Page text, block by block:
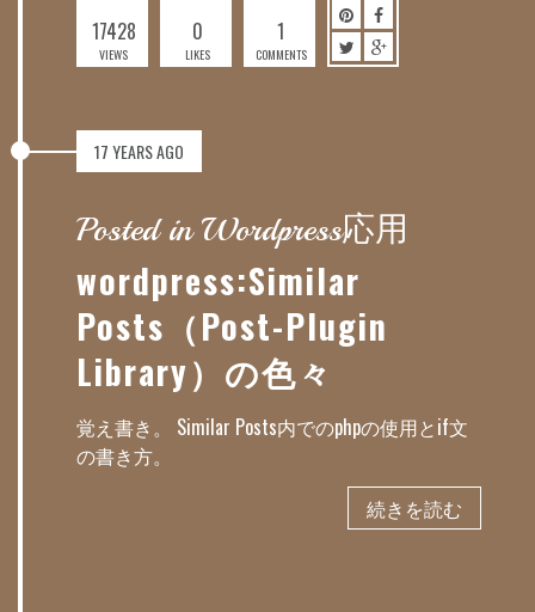
17428
VIEWS
0
LIKES
1
COMMENTS
17 YEARS AGO
Posted in Wordpress応用
wordpress:Similar
Posts（Post-Plugin
Library）の色々
覚え書き。 Similar Posts内でのphpの使用とif文
の書き方。
続きを読む